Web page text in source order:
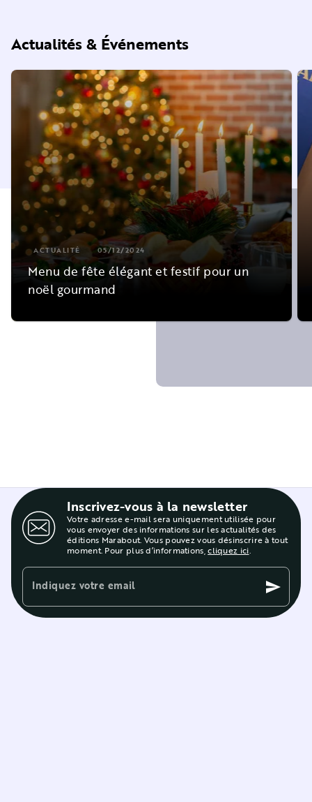
Actualités & Événements
ACTUALITÉ 05/12/2024
Menu de fête élégant et festif pour un
noël gourmand
Inscrivez-vous à la newsletter
Votre adresse e-mail sera uniquement utilisée pour
vous envoyer des informations sur les actualités des
éditions Marabout. Vous pouvez vous désinscrire à tout
moment. Pour plus d’informations,cliquez ici.
Indiquez votre email send